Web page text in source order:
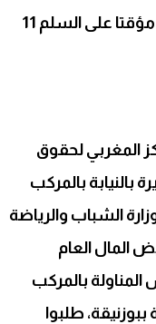
التماطل وانتظار أن تحصل المشرفة مؤقتا على السلم 11
المغربي لحقوق
بالنيابة بالمركب
الشباب والرياضة
المال العام
بالمركب
طلبوا